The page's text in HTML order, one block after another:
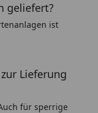
geliefert?
ist
Lieferung
für sperrige